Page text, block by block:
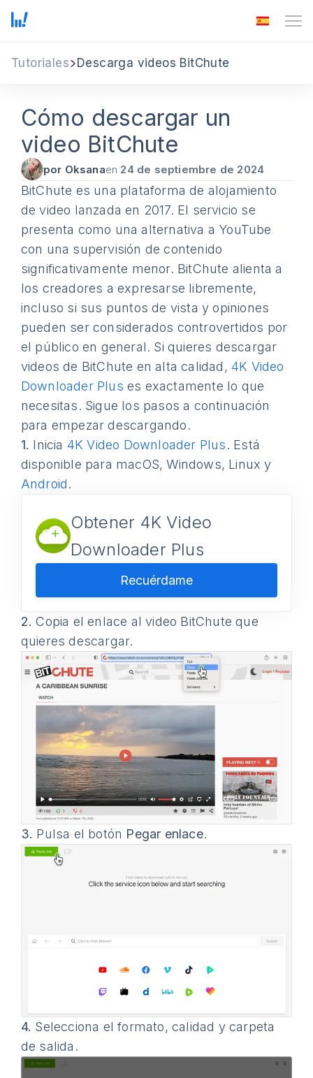
Tutoriales Descarga videos BitChute
Cómo descargar un
video BitChute
por Oksanaen 24 de septiembre de 2024
BitChute es una plataforma de alojamiento
de video lanzada en 2017. El servicio se
presenta como una alternativa a YouTube
con una supervisión de contenido
significativamente menor. BitChute alienta a
los creadores a expresarse libremente,
incluso si sus puntos de vista y opiniones
pueden ser considerados controvertidos por
el público en general. Si quieres descargar
videos de BitChute en alta calidad,4K Video
Downloader Plus es exactamente lo que
necesitas. Sigue los pasos a continuación
para empezar descargando.
1. Inicia 4K Video Downloader Plus. Está
disponible para macOS, Windows, Linux y
Android.
Obtener 4K Video
Downloader Plus
Recuérdame
2. Copia el enlace al video BitChute que
quieres descargar.
3. Pulsa el botón Pegar enlace.
4. Selecciona el formato, calidad y carpeta
de salida.